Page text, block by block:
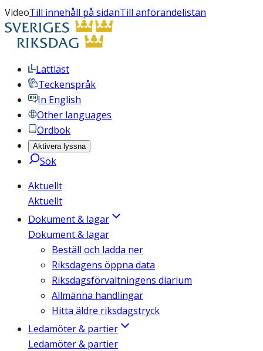
VideoTill innehåll på sidanTill anförandelistan
Lättläst
Teckenspråk
In English
Other languages
Ordbok
Aktivera lyssna
Sök
Aktuellt
Aktuellt
Dokument & lagar
Dokument & lagar
Beställ och ladda ner
Riksdagens öppna data
Riksdagsförvaltningens diarium
Allmänna handlingar
Hitta äldre riksdagstryck
Ledamöter & partier
Ledamöter & partier